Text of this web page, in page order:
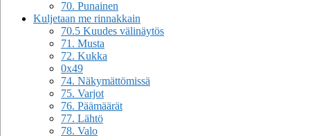
70. Punainen
Kuljetaan me rinnakkain
70.5 Kuudes välinäytös
71. Musta
72. Kukka
0x49
74. Näkymättömissä
75. Varjot
76. Päämäärät
77. Lähtö
78. Valo